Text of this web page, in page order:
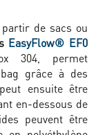
partir de sacs ou
EasyFlow® EF0
304, permet
grâce à des
ensuite être
en-dessous de
peuvent être